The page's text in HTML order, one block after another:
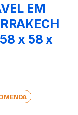
EM
x 58 x